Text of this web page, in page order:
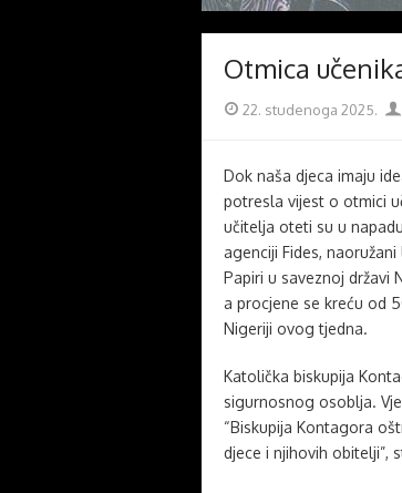
Otmica
Posted
22. studenoga 2025.
Dok naša djeca imaju
potresla vijest o otmici
učitelja oteti su u
agenciji Fides,
Papiri u saveznoj državi
a procjene se kreću od
Nigeriji ovog tjedna.
Katolička biskupija
sigurnosnog osoblja.
“Biskupija Kontagora
djece i njihovih obitelji”,